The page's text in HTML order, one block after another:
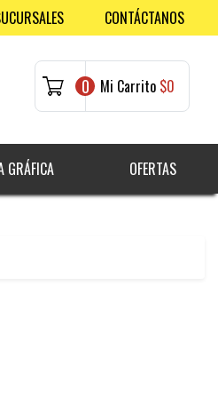
CONTÁCTANOS
0 Mi Carrito $0
GRÁFICA OFERTAS